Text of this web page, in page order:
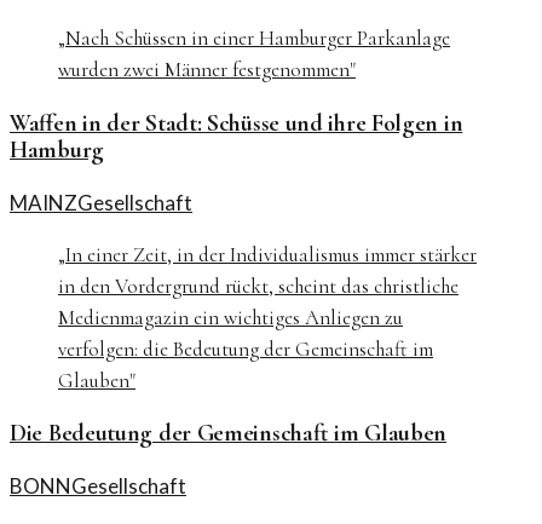
„Nach Schüssen in einer Hamburger Parkanlage
wurden zwei Männer festgenommen"
Waffen in der Stadt: Schüsse und ihre Folgen in
Hamburg
MAINZGesellschaft
„In einer Zeit, in der Individualismus immer stärker
in den Vordergrund rückt, scheint das christliche
Medienmagazin ein wichtiges Anliegen zu
verfolgen: die Bedeutung der Gemeinschaft im
Glauben"
Die Bedeutung der Gemeinschaft im Glauben
BONNGesellschaft